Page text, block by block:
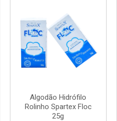
Algodão Hidrófilo
Rolinho Spartex Floc
25g